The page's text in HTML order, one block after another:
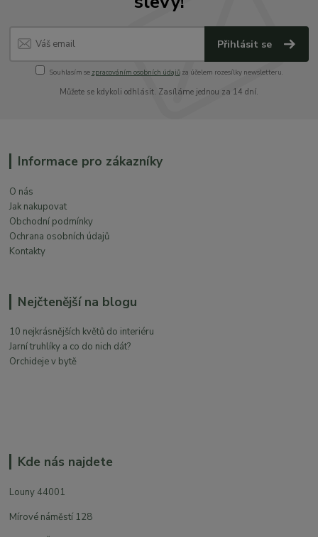
Přihlásit se
Souhlasím se zpracováním osobních údajůza účelem rozesílky newsletteru.
Můžete se kdykoli odhlásit. Zasíláme jednou za 14 dní.
Informace pro zákazníky
O nás
Jak nakupovat
Obchodní podmínky
Ochrana osobních údajů
Kontakty
Nejčtenější na blogu
10 nejkrásnějších květů do interiéru
Jarní truhlíky a co do nich dát?
Orchideje v bytě
Kde nás najdete
Louny 44001
Mírové náměstí 128